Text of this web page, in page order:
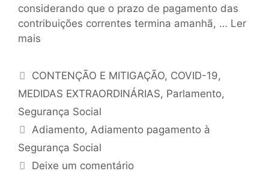
considerando que o prazo de pagamento das
contribuições correntes termina amanhã, … Ler
mais
CONTENÇÃO E MITIGAÇÃO, COVID-19,
MEDIDAS EXTRAORDINÁRIAS, Parlamento,
Segurança Social
Adiamento,Adiamento pagamento à
Segurança Social
Deixe um comentário